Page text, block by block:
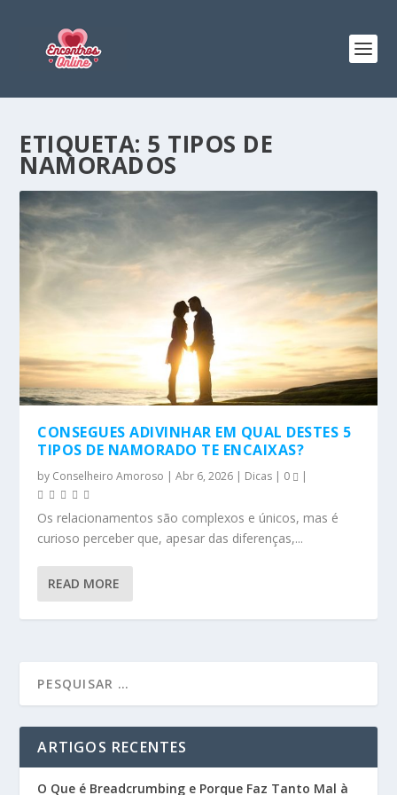
ETIQUETA: 5 TIPOS DE
NAMORADOS
CONSEGUES ADIVINHAR EM QUAL DESTES 5
TIPOS DE NAMORADO TE ENCAIXAS?
by Conselheiro Amoroso |Abr 6, 2026 | Dicas | 0 |
Os relacionamentos são complexos e únicos, mas é
curioso perceber que, apesar das diferenças,...
READ MORE
ARTIGOS RECENTES
O Que é Breadcrumbing e Porque Faz Tanto Mal à